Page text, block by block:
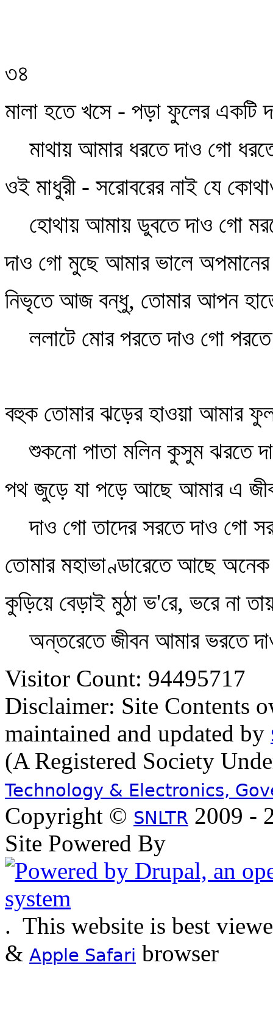
৩৪
মালা হতে খসে - পড়া ফুলের একটি
মাথায় আমার ধরতে দাও গো
ওই মাধুরী - সরোবরের নাই যে
হোথায় আমায় ডুবতে দাও গো
দাও গো মুছে আমার ভালে অপমানের
নিভৃতে আজ বন্ধু, তোমার আপন
ললাটে মোর পরতে দাও গো
বহুক তোমার ঝড়ের হাওয়া আমার
শুকনো পাতা মলিন কুসুম ঝরতে
পথ জুড়ে যা পড়ে আছে আমার এ
দাও গো তাদের সরতে দাও গো
তোমার মহাভাণ্ডারেতে আছে
কুড়িয়ে বেড়াই মুঠা ভ'রে, ভরে না
অন্তরেতে জীবন আমার ভরতে
Visitor Count: 94495717
Disclaimer: Site Contents
maintained and updated by
(A Registered Society
Technology & Electronics,
Copyright © SNLTR 2009 -
Site Powered By
. This website is best
& Apple Safari browser